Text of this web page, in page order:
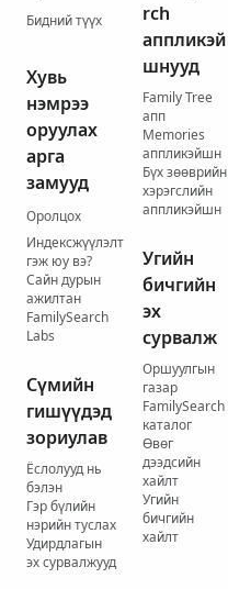
Бидний түүх
Хувь
нэмрээ
оруулах
арга
замууд
Оролцох
Индексжүүлэлт
гэж юу вэ?
Сайн дурын
ажилтан
FamilySearch
Labs
Сүмийн
гишүүдэд
зориулав
Ёслолууд нь
бэлэн
Гэр бүлийн
нэрийн туслах
Удирдлагын
эх сурвалжууд
rch
аппликэй
шнууд
Family Tree
апп
Memories
аппликэйшн
Бүх зөөврийн
хэрэгслийн
аппликэйшн
Угийн
бичгийн
эх
сурвалж
Оршуулгын
газар
FamilySearch
каталог
Өвөг
дээдсийн
хайлт
Угийн
бичгийн
хайлт